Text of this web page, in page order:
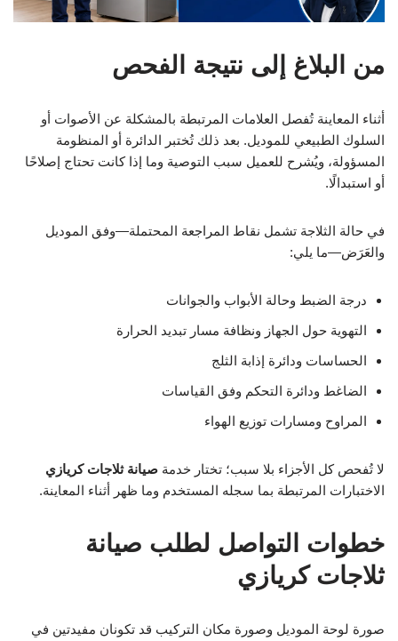
من البلاغ إلى نتيجة الفحص
أثناء المعاينة تُفصل العلامات المرتبطة بالمشكلة عن الأصوات أو
السلوك الطبيعي للموديل. بعد ذلك تُختبر الدائرة أو المنظومة
المسؤولة، ويُشرح للعميل سبب التوصية وما إذا كانت تحتاج إصلاحًا
أو استبدالًا.
في حالة الثلاجة تشمل نقاط المراجعة المحتملة—وفق الموديل
والعَرَض—ما يلي:
درجة الضبط وحالة الأبواب والجوانات
التهوية حول الجهاز ونظافة مسار تبديد الحرارة
الحساسات ودائرة إذابة الثلج
الضاغط ودائرة التحكم وفق القياسات
المراوح ومسارات توزيع الهواء
لا تُفحص كل الأجزاء بلا سبب؛ تختار خدمة صيانة ثلاجات كريازي
الاختبارات المرتبطة بما سجله المستخدم وما ظهر أثناء المعاينة.
خطوات التواصل لطلب صيانة
ثلاجات كريازي
صورة لوحة الموديل وصورة مكان التركيب قد تكونان مفيدتين في